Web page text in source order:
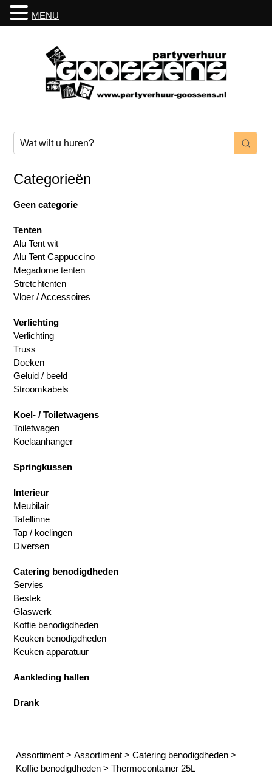
Categorieën
Geen categorie
Tenten
Alu Tent wit
Alu Tent Cappuccino
Megadome tenten
Stretchtenten
Vloer / Accessoires
Verlichting
Verlichting
Truss
Doeken
Geluid / beeld
Stroomkabels
Koel- / Toiletwagens
Toiletwagen
Koelaanhanger
Springkussen
Interieur
Meubilair
Tafellinne
Tap / koelingen
Diversen
Catering benodigdheden
Servies
Bestek
Glaswerk
Koffie benodigdheden
Keuken benodigdheden
Keuken apparatuur
Aankleding hallen
Drank
Assortiment >Assortiment >Catering benodigdheden >
Koffie benodigdheden >Thermocontainer 25L
MENU